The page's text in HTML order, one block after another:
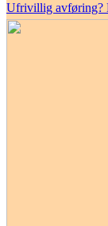
Ufrivillig avføring?